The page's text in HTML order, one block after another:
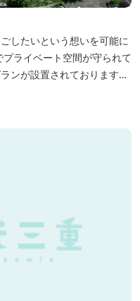
したいという想いを可能に
ンが設置されております。
ッグラン面積140㎡～330㎡
セプトとした洗練されたデ